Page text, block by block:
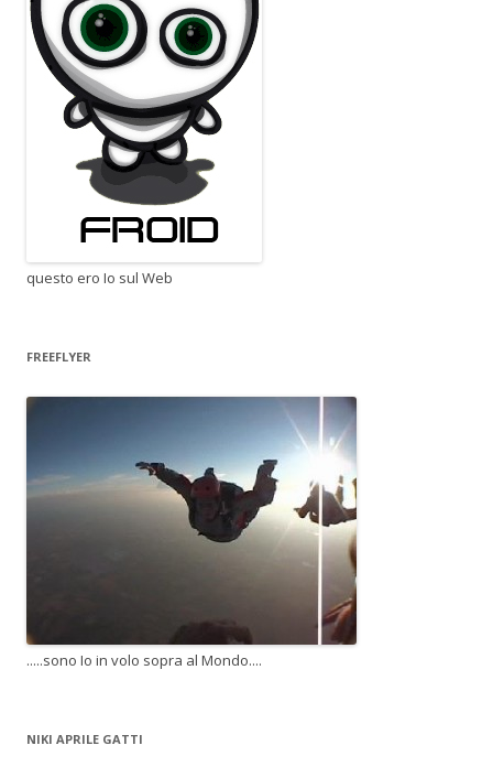
questo ero Io sul Web
FREEFLYER
.....sono Io in volo sopra al Mondo....
NIKI APRILE GATTI